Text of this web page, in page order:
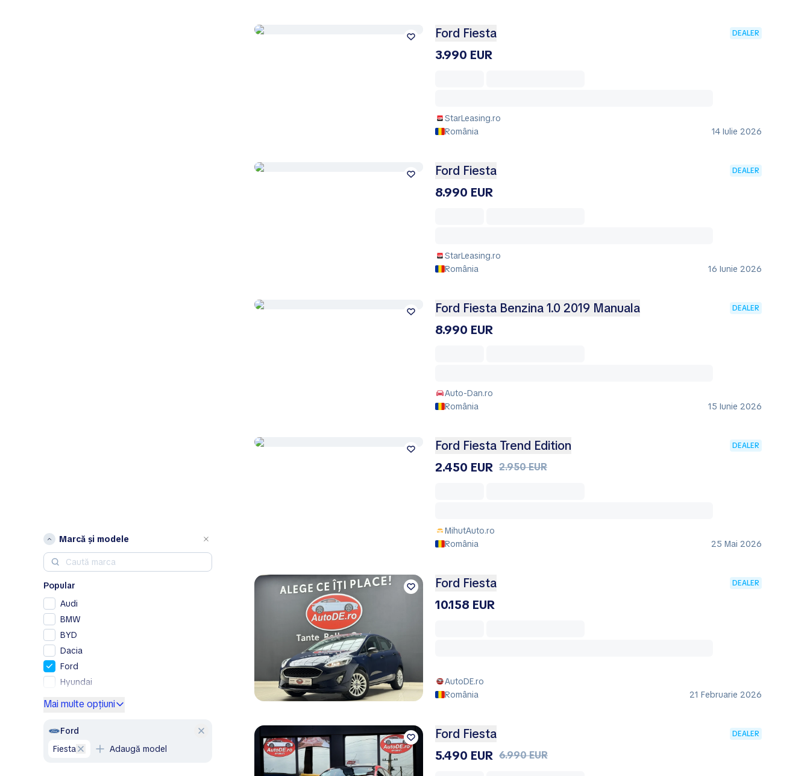
Marcă și modele
Popular
Audi
BMW
BYD
Dacia
Ford
Hyundai
Mercedes-Benz
Peugeot
Renault
Mai multe opțiuni
Ford
Fiesta
Adaugă model
Ford Fiesta DEALER
3.990 EUR
StarLeasing.ro
România
14 Iulie 2026
Ford Fiesta DEALER
8.990 EUR
StarLeasing.ro
România
16 Iunie 2026
Ford Fiesta Benzina 1.0 2019 Manuala DEALER
8.990 EUR
Auto-Dan.ro
România
15 Iunie 2026
Ford Fiesta Trend Edition DEALER
2.450 EUR 2.950 EUR
MihutAuto.ro
România
25 Mai 2026
Ford Fiesta DEALER
10.158 EUR
AutoDE.ro
România
21 Februarie 2026
Ford Fiesta DEALER
5.490 EUR 6.990 EUR